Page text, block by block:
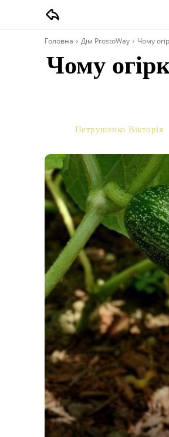
Головна Дім ProstoWay Чому
Чому
Петрушенко Вікторія